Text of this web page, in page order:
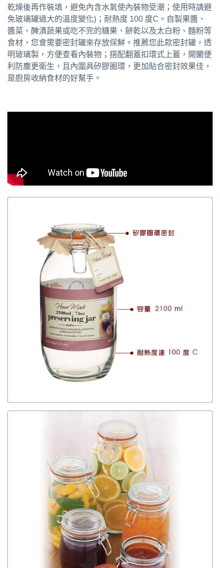
乾燥後再作裝填，避免內含水氣使內裝物受潮；使用時請避
免玻璃罐過大的溫度變化)；耐熱度 100 度C。自製果醬、
醬菜、醃漬蔬果或吃不完的糖果、餅乾以及太白粉、麵粉等
食材，您會需要密封罐來存放保鮮。推薦您此款密封罐，透
明玻璃製，方便查看內裝物；搭配翻蓋扣環式上蓋，開闔便
利防塵更衛生，且內圍具矽膠圈環，更加貼合密封效果佳，
是廚房收納食材的好幫手。